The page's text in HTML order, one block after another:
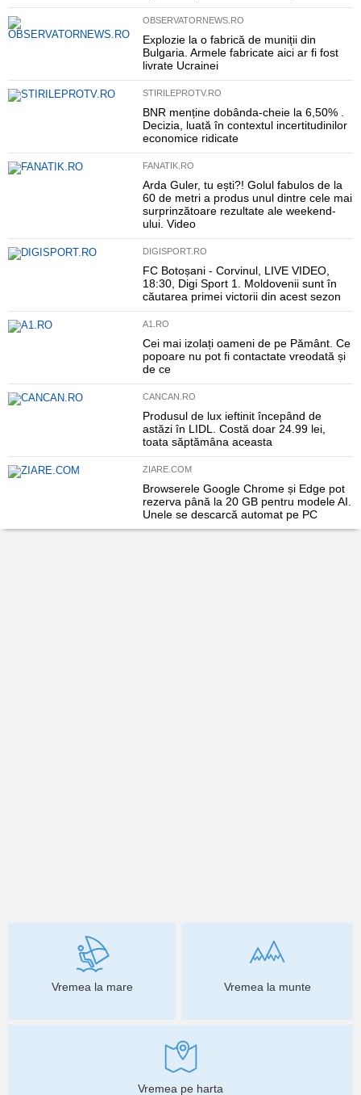
OBSERVATORNEWS.RO
Explozie la o fabrică de muniții din
Bulgaria. Armele fabricate aici ar fi fost
livrate Ucrainei
STIRILEPROTV.RO
BNR menține dobânda-cheie la 6,50% .
Decizia, luată în contextul incertitudinilor
economice ridicate
FANATIK.RO
Arda Guler, tu ești?! Golul fabulos de la
60 de metri a produs unul dintre cele mai
surprinzătoare rezultate ale weekend-
ului. Video
DIGISPORT.RO
FC Botoșani - Corvinul, LIVE VIDEO,
18:30, Digi Sport 1. Moldovenii sunt în
căutarea primei victorii din acest sezon
A1.RO
Cei mai izolați oameni de pe Pământ. Ce
popoare nu pot fi contactate vreodată și
de ce
CANCAN.RO
Produsul de lux ieftinit începând de
astăzi în LIDL. Costă doar 24.99 lei,
toata săptămâna aceasta
ZIARE.COM
Browserele Google Chrome și Edge pot
rezerva până la 20 GB pentru modele AI.
Unele se descarcă automat pe PC
Vremea la mare Vremea la munte
Vremea pe harta